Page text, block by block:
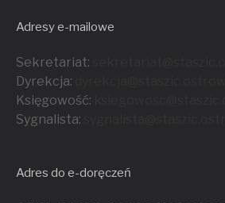
Adresy e-mailowe
Sekretariat:
Dyrekcja:
Księgowość:
Sygnalista:
Adres do e-doręczeń